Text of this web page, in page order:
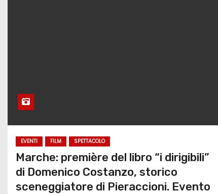
EVENTI FILM SPETTACOLO
Marche: première del libro “i dirigibili”
di Domenico Costanzo, storico
sceneggiatore di Pieraccioni. Evento